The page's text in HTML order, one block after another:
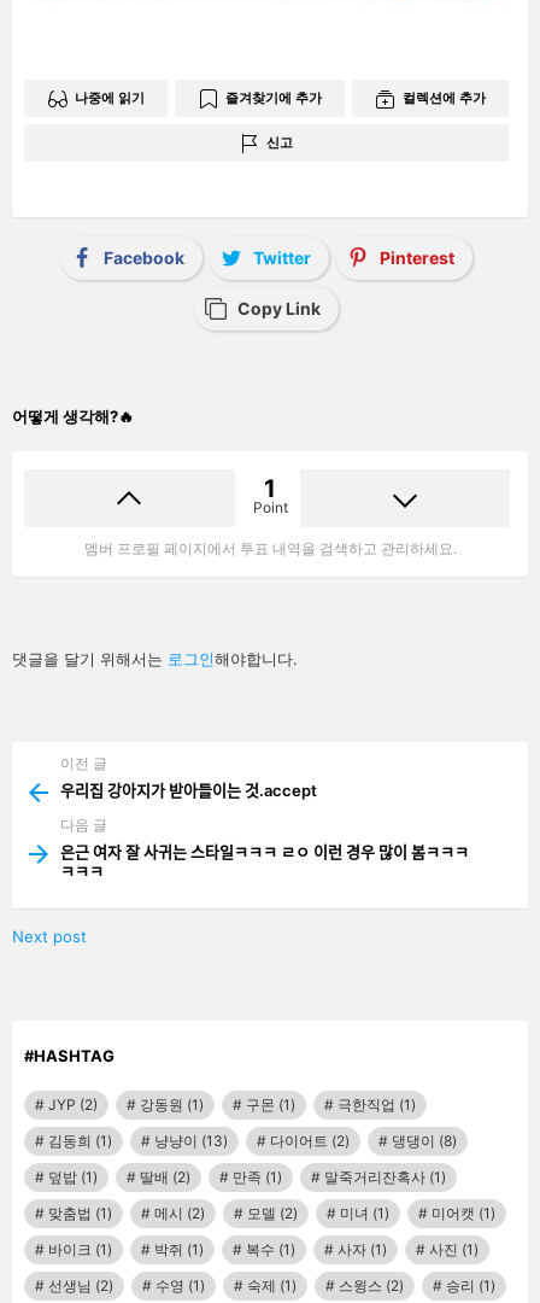
나중에 읽기 즐겨찾기에 추가 컬렉션에 추가
신고
Facebook Twitter Pinterest
Copy Link
어떻게 생각해?🔥
1
Point
멤버 프로필 페이지에서 투표 내역을 검색하고 관리하세요.
답
글
댓글을 달기 위해서는 로그인해야합니다.
more
이전 글
우리집 강아지가 받아들이는 것.accept
다음 글
은근 여자 잘 사귀는 스타일ㅋㅋㅋ ㄹㅇ 이런 경우 많이 봄ㅋㅋㅋ
ㅋㅋㅋ
Next post
#HASHTAG
JYP (2) 강동원 (1) 구몬 (1) 극한직업 (1)
김동희 (1) 냥냥이 (13) 다이어트 (2) 댕댕이 (8)
덮밥 (1) 딸배 (2) 만족 (1) 말죽거리잔혹사 (1)
맞춤법 (1) 메시 (2) 모델 (2) 미녀 (1) 미어캣 (1)
바이크 (1) 박쥐 (1) 복수 (1) 사자 (1) 사진 (1)
선생님 (2) 수영 (1) 숙제 (1) 스윙스 (2) 승리 (1)